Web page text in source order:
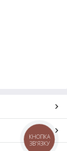
КНОПКА
ЗВ'ЯЗКУ